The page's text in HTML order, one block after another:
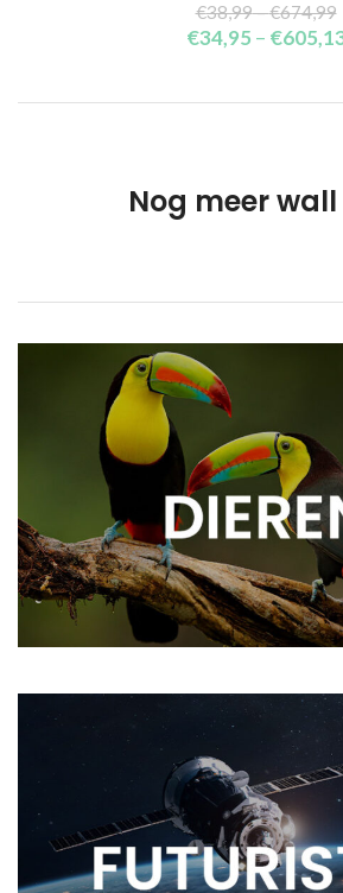
€38,99–€674,99
€34,95 – €
Nog meer